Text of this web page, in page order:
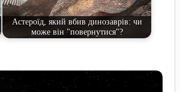
Астероїд, який вбив динозаврів: чи
може він "повернутися"?